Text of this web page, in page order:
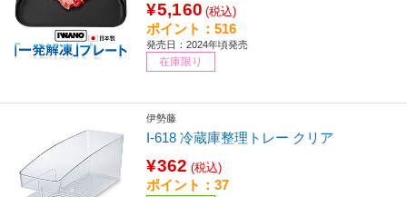
¥5,160 (税込)
ポイント：516
発売日：2024年頃発売
在庫限り
伊勢藤
I-618 冷蔵庫整理トレー クリア
¥362 (税込)
ポイント：37